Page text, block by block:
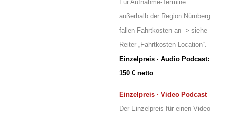
Für Aufnahme-Termine
außerhalb der Region Nürnberg
fallen Fahrtkosten an -> siehe
Reiter „Fahrtkosten Location“.
Einzelpreis · Audio Podcast:
150 € netto
Einzelpreis · Video Podcast
Der Einzelpreis für einen Video